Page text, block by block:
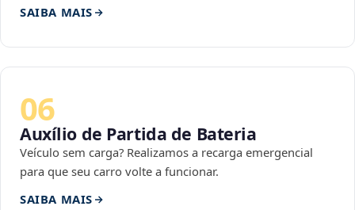
SAIBA MAIS
06
Auxílio de Partida de Bateria
Veículo sem carga? Realizamos a recarga emergencial
para que seu carro volte a funcionar.
SAIBA MAIS